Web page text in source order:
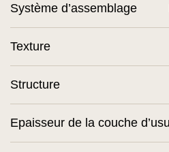
Système d’assemblage
Texture
Structure
Epaisseur de la couche